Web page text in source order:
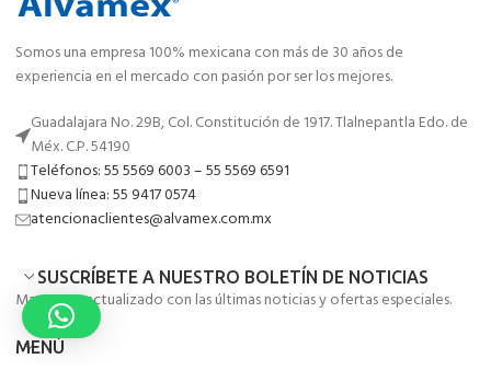
Somos una empresa 100% mexicana con más de 30 años de
experiencia en el mercado con pasión por ser los mejores.
Guadalajara No. 29B, Col. Constitución de 1917. Tlalnepantla Edo. de
Méx. C.P. 54190
Teléfonos: 55 5569 6003 – 55 5569 6591
Nueva línea: 55 9417 0574
atencionaclientes@alvamex.com.mx
SUSCRÍBETE A NUESTRO BOLETÍN DE NOTICIAS
Mantente actualizado con las últimas noticias y ofertas especiales.
MENÚ